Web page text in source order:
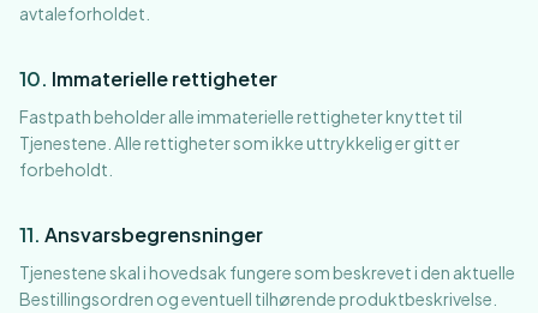
avtaleforholdet.
10. Immaterielle rettigheter
Fastpath beholder alle immaterielle rettigheter knyttet til
Tjenestene. Alle rettigheter som ikke uttrykkelig er gitt er
forbeholdt.
11. Ansvarsbegrensninger
Tjenestene skal i hovedsak fungere som beskrevet i den aktuelle
Bestillingsordren og eventuell tilhørende produktbeskrivelse.